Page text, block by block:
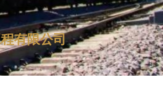
有限公司